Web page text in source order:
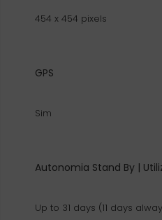
454 x 454 pixels
GPS
Sim
Autonomia Stand By |
Up to 31 days (11 days